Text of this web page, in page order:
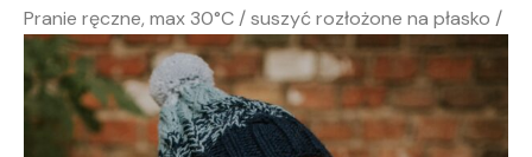
Pranie ręczne, max 30°C / suszyć rozłożone na płasko /